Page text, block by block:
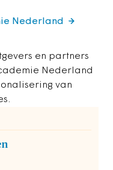
en partners
Nederland
van
Nederland